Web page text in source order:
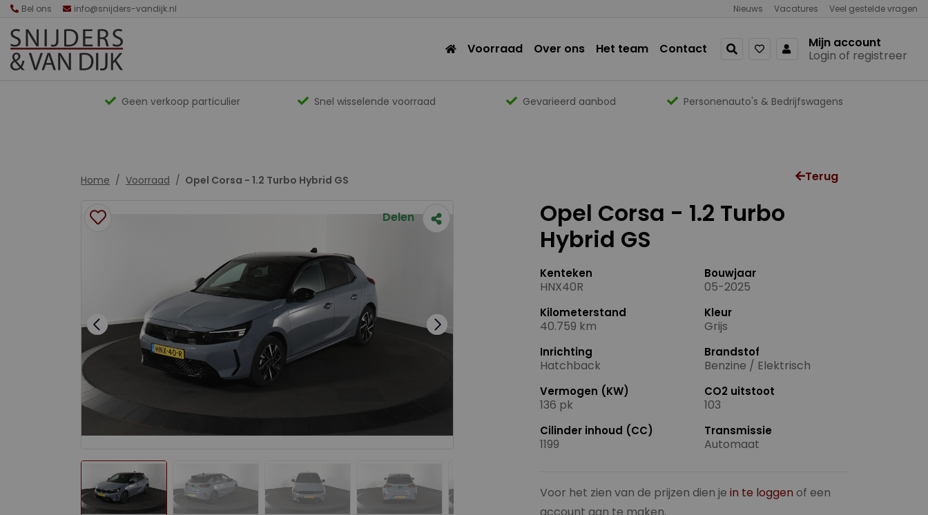
Bel ons info@snijders-vandijk.nl Nieuws Vacatures Veel gestelde vragen
Voorraad Over ons Het team Contact
Mijn account
Login of registreer
Geen verkoop particulier Snel wisselende voorraad Gevarieerd aanbod Personenauto's & Bedrijfswagens
Home Voorraad Opel Corsa - 1.2 Turbo Hybrid GS Terug
Opel Corsa - 1.2 Turbo
Hybrid GS
Kenteken
HNX40R
Bouwjaar
05-2025
Kilometerstand
40.759 km
Kleur
Grijs
Inrichting
Hatchback
Brandstof
Benzine / Elektrisch
Vermogen (KW)
136 pk
CO2 uitstoot
103
Cilinder inhoud (CC)
1199
Transmissie
Automaat
Voor het zien van de prijzen dien je in te loggen of een
Delen